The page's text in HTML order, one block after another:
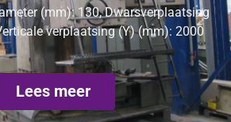
(mm): 130, Dwarsverplaatsing
verplaatsing (Y) (mm): 2000
Lees meer